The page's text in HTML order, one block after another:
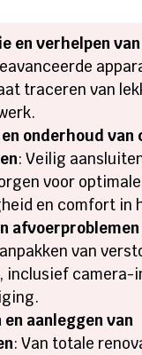
en verhelpen
traceren van
onderhoud van
: Veilig
voor optimale
en comfort in
van
inclusief camera-
aanleggen van
: Van totale